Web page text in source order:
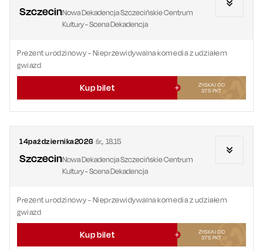
SzczecinNowa Dekadencja Szczecińskie Centrum
Kultury - Scena Dekadencja
Prezent urodzinowy- Nieprzewidywalna komedia z udziałem
gwiazd
Kup bilet
ZYSKAJ OD
375 PKT
14października2026 śr.,18.15
SzczecinNowa Dekadencja Szczecińskie Centrum
Kultury - Scena Dekadencja
Prezent urodzinowy- Nieprzewidywalna komedia z udziałem
gwiazd
Kup bilet
ZYSKAJ OD
375 PKT